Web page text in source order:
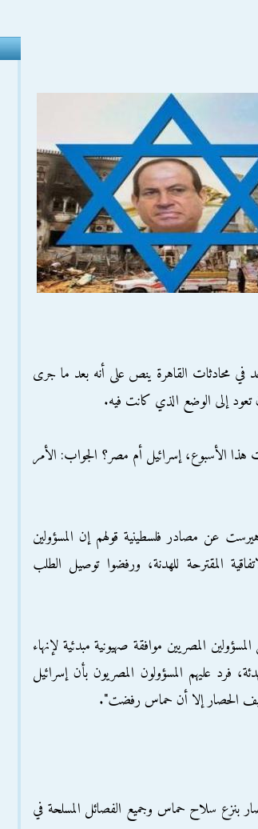
في محادثات القاهرة ينص على أنه بعد ما جرى
تعود إلى الوضع الذي كانت فيه.
الأسبوع، إسرائيل أم مصر؟ الجواب: الأمر
عن مصادر فلسطينية قولهم إن المسؤولين
المقترحة للهدنة، ورفضوا توصيل الطلب
المصريين موافقة صهيونية مبدئية لإنهاء
فرد عليهم المسؤولون المصريون بأن إسرائيل
الحصار إلا أن حماس رفضت".
بنزع سلاح حماس وجميع الفصائل المسلحة في